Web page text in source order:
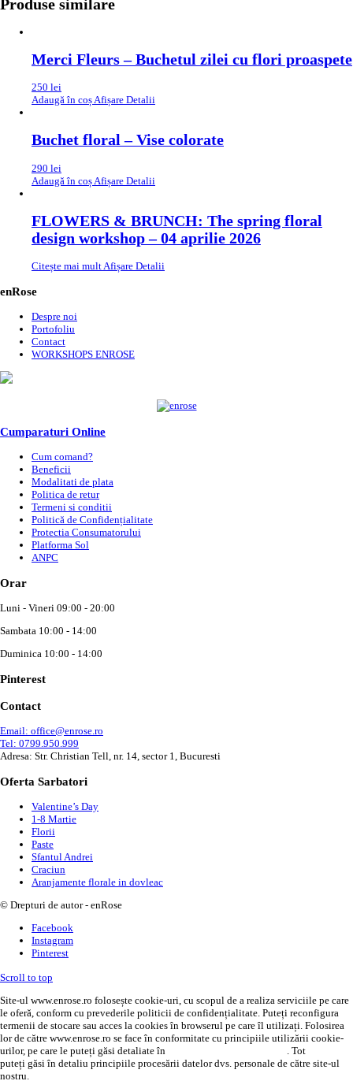
Produse similare
Merci Fleurs – Buchetul zilei cu flori proaspete
250 lei
Adaugă în coșAfișare Detalii
Buchet floral – Vise colorate
290 lei
Adaugă în coș Afișare Detalii
FLOWERS & BRUNCH: The spring floral
design workshop – 04 aprilie 2026
Citește mai mult Afișare Detalii
enRose
Despre noi
Portofoliu
Contact
WORKSHOPS ENROSE
Cumparaturi Online
Cum comand?
Beneficii
Modalitati de plata
Politica de retur
Termeni si conditii
Politică de Confidențialitate
Protectia Consumatorului
Platforma Sol
ANPC
Orar
Luni - Vineri 09:00 - 20:00
Sambata 10:00 - 14:00
Duminica 10:00 - 14:00
Pinterest
Contact
Email: office@enrose.ro
Tel: 0799.950.999
Adresa: Str. Christian Tell, nr. 14, sector 1, Bucuresti
Oferta Sarbatori
Valentine’s Day
1-8 Martie
Florii
Paste
Sfantul Andrei
Craciun
Aranjamente florale in dovleac
© Drepturi de autor - enRose
Facebook
Instagram
Pinterest
Scroll to top
Site-ul www.enrose.ro folosește cookie-uri, cu scopul de a realiza serviciile pe care
le oferă, conform cu prevederile politicii de confidențialitate. Puteți reconfigura
termenii de stocare sau acces la cookies în browserul pe care îl utilizați. Folosirea
lor de către www.enrose.ro se face în conformitate cu principiile utilizării cookie-
urilor, pe care le puteți găsi detaliate în
. Tot
puteți găsi în detaliu principiile procesării datelor dvs. personale de către site-ul
nostru.